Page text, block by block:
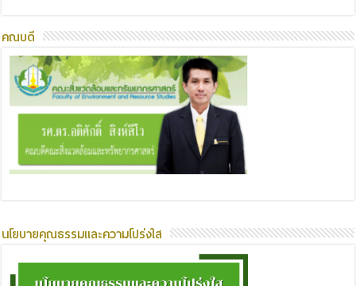
คณบดี
นโยบายคุณธรรมและความโปร่งใส